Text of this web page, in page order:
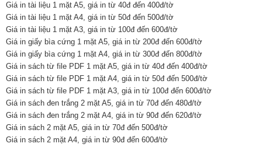
Giá in tài liệu 1 mặt A5, giá in từ 40đ đến 400đ/tờ
Giá in tài liệu 1 mặt A4, giá in từ 50đ đến 500đ/tờ
Giá in tài liệu 1 mặt A3, giá in từ 100đ đến 600đ/tờ
Giá in giấy bìa cứng 1 mặt A5, giá in từ 200đ đến 600đ/tờ
Giá in giấy bìa cứng 1 mặt A4, giá in từ 300đ đến 800đ/tờ
Giá in sách từ file PDF 1 mặt A5, giá in từ 40đ đến 400đ/tờ
Giá in sách từ file PDF 1 mặt A4, giá in từ 50đ đến 500đ/tờ
Giá in sách từ file PDF 1 mặt A3, giá in từ 100đ đến 600đ/tờ
Giá in sách đen trắng 2 mặt A5, giá in từ 70đ đến 480đ/tờ
Giá in sách đen trắng 2 mặt A4, giá in từ 90đ đến 620đ/tờ
Giá in sách 2 mặt A5, giá in từ 70đ đến 500đ/tờ
Giá in sách 2 mặt A4, giá in từ 90đ đến 600đ/tờ